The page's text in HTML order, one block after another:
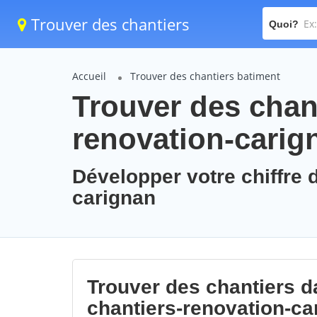
Trouver des chantiers Quoi?
Accueil Trouver des chantiers batiment
Trouver des
renovation-
Développer votre chiffre
carignan
Trouver des chantiers
chantiers-renovation-